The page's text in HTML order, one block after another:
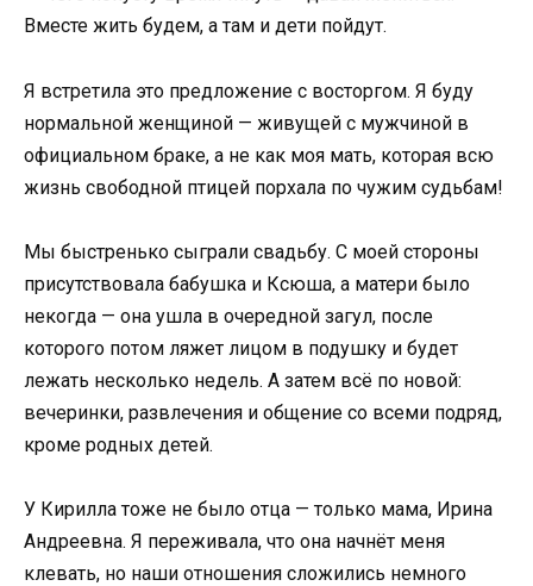
Вместе жить будем, а там и дети пойдут.
Я встретила это предложение с восторгом. Я буду
нормальной женщиной — живущей с мужчиной в
официальном браке, а не как моя мать, которая всю
жизнь свободной птицей порхала по чужим судьбам!
Мы быстренько сыграли свадьбу. С моей стороны
присутствовала бабушка и Ксюша, а матери было
некогда — она ушла в очередной загул, после
которого потом ляжет лицом в подушку и будет
лежать несколько недель. А затем всё по новой:
вечеринки, развлечения и общение со всеми подряд,
кроме родных детей.
У Кирилла тоже не было отца — только мама, Ирина
Андреевна. Я переживала, что она начнёт меня
клевать, но наши отношения сложились немного